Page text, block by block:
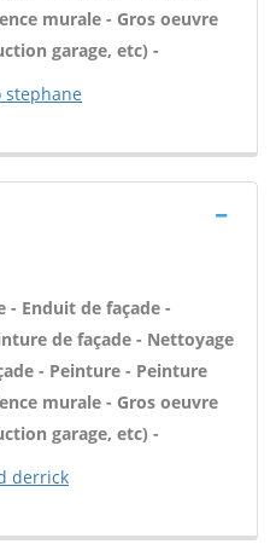
murale - Gros oeuvre
garage, etc) -
stephane
- Enduit de façade -
de façade - Nettoyage
- Peinture - Peinture
murale - Gros oeuvre
garage, etc) -
derrick